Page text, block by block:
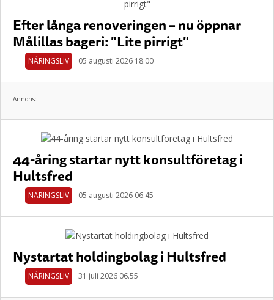
Efter långa renoveringen – nu öppnar
Målillas bageri: "Lite pirrigt"
NÄRINGSLIV 05 augusti 2026 18.00
Annons:
44-åring startar nytt konsultföretag i
Hultsfred
NÄRINGSLIV 05 augusti 2026 06.45
Nystartat holdingbolag i Hultsfred
NÄRINGSLIV 31 juli 2026 06.55